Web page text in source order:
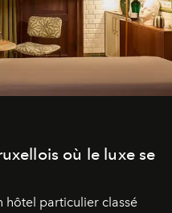
où le luxe se
hôtel particulier classé